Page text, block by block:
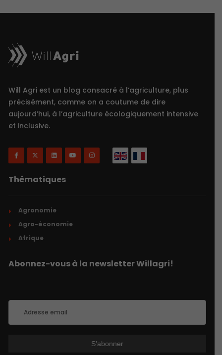
Will Agri est un blog consacré à l’agriculture, plus
précisément, comme on a coutume de dire
aujourd’hui, à l’agriculture écologiquement intensive
et inclusive.
Thématiques
Agronomie
Agro-économie
Afrique
Abonnez-vous à la newsletter Willagri!